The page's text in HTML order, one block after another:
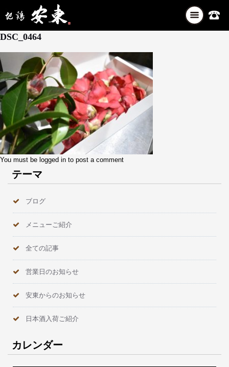
ナ
ビ
3月 9, 2026
DSC_0464
You must be logged in to post a comment
テーマ
ブログ
メニューご紹介
全ての記事
営業日のお知らせ
安東からのお知らせ
日本酒入荷ご紹介
カレンダー